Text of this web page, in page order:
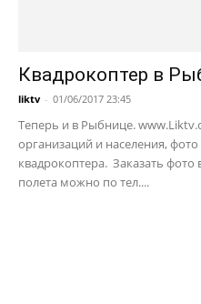
Квадрокоптер в
liktv - 01/06/2017 23:45
Теперь и в Рыбнице.
организаций и населения,
квадрокоптера. Заказать
полета можно по тел....